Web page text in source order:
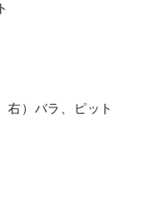
）バラ、ピット